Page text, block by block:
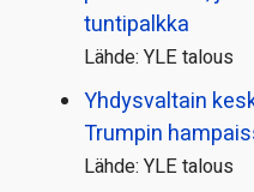
tuntipalkka
Lähde: YLE talous
Yhdysvaltain
Trumpin
Lähde: YLE talous